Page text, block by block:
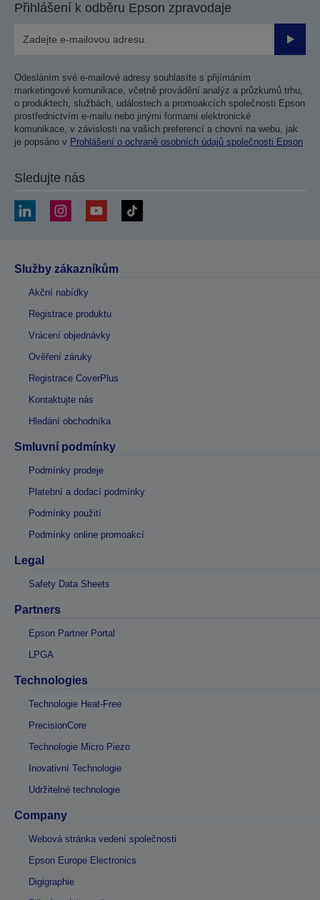
Přihlášení k odběru Epson zpravodaje
Odesláním své e-mailové adresy souhlasíte s přijímáním
marketingové komunikace, včetně provádění analýz a průzkumů trhu,
o produktech, službách, událostech a promoakcích společnosti Epson
prostřednictvím e-mailu nebo jinými formami elektronické
komunikace, v závislosti na vašich preferencí a chovní na webu, jak
je popsáno v Prohlášení o ochraně osobních údajů společnosti Epson
Sledujte nás
Služby zákazníkům
Akční nabídky
Registrace produktu
Vrácení objednávky
Ověření záruky
Registrace CoverPlus
Kontaktujte nás
Hledání obchodníka
Smluvní podmínky
Podmínky prodeje
Platební a dodací podmínky
Podmínky použití
Podmínky online promoakcí
Legal
Safety Data Sheets
Partners
Epson Partner Portal
LPGA
Technologies
Technologie Heat-Free
PrecisionCore
Technologie Micro Piezo
Inovativní Technologie
Udržitelné technologie
Company
Webová stránka vedení společnosti
Epson Europe Electronics
Digigraphie